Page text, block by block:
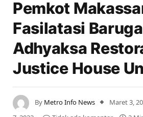
Pemkot
Fasilatasi Baruga
Adhyaksa
Justice House
By Metro Info News Maret 3,